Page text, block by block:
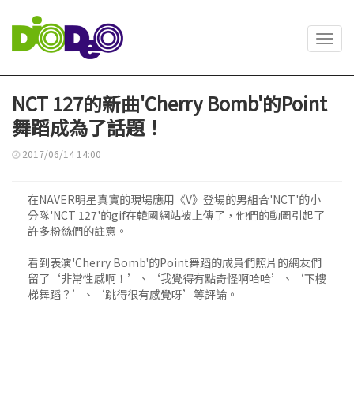
NCT 127的新曲'Cherry Bomb'的Point
舞蹈成為了話題！
2017/06/14 14:00
在NAVER明星真實的現場應用《V》登場的男組合'NCT'的小
分隊'NCT 127'的gif在韓國網站被上傳了，他們的動圖引起了
許多粉絲們的註意。
看到表演'Cherry Bomb'的Point舞蹈的成員們照片的網友們
留了‘非常性感啊！’、‘我覺得有點奇怪啊哈哈’、‘下樓
梯舞蹈？’、‘跳得很有感覺呀’等評論。